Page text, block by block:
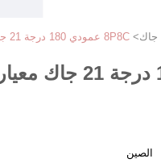
> 8P8C عمودي 180 درجة 21 جاك معياري RJ45 180 درجة
الصين